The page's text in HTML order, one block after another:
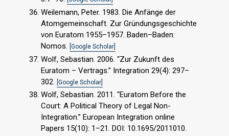
Weilemann, Peter. 1983. Die Anfänge der
Atomgemeinschaft. Zur Gründungsgeschichte
von Euratom 1955–1957. Baden–Baden:
Nomos. [Google Scholar]
Wolf, Sebastian. 2006. “Zur Zukunft des
Euratom – Vertrags.” Integration 29(4): 297–
302.
[Google Scholar]
Wolf, Sebastian. 2011. “Euratom Before the
Court: A Political Theory of Legal Non-
Integration.” European Integration online
Papers 15(10): 1–21. DOI: 10.1695/2011010.